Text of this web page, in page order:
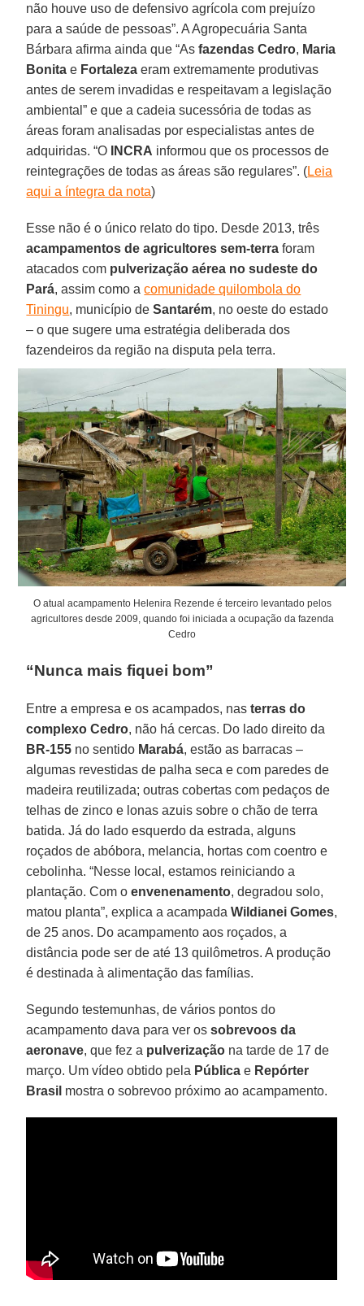
não houve uso de defensivo agrícola com prejuízo
para a saúde de pessoas”. A Agropecuária Santa
Bárbara afirma ainda que “As fazendas Cedro, Maria
Bonita e Fortaleza eram extremamente produtivas
antes de serem invadidas e respeitavam a legislação
ambiental” e que a cadeia sucessória de todas as
áreas foram analisadas por especialistas antes de
adquiridas. “O
INCRA informou que os processos de
reintegrações de todas as áreas são regulares”. (Leia
aqui a íntegra da nota)
Esse não é o único relato do tipo. Desde 2013, três
acampamentos de agricultores sem-terra foram
atacados com pulverização aérea no sudeste do
Pará, assim como acomunidade quilombola do
Tiningu, município deSantarém, no oeste do estado
– o que sugere uma estratégia deliberada dos
fazendeiros da região na disputa pela terra.
O atual acampamento Helenira Rezende é terceiro levantado pelos
agricultores desde 2009, quando foi iniciada a ocupação da fazenda
Cedro
“Nunca mais fiquei bom”
Entre a empresa e os acampados, nasterras do
complexo Cedro, não há cercas. Do lado direito da
BR-155 no sentido Marabá, estão as barracas –
algumas revestidas de palha seca e com paredes de
madeira reutilizada; outras cobertas com pedaços de
telhas de zinco e lonas azuis sobre o chão de terra
batida. Já do lado esquerdo da estrada, alguns
roçados de abóbora, melancia, hortas com coentro e
cebolinha. “Nesse local, estamos reiniciando a
plantação. Com oenvenenamento, degradou solo,
matou planta”, explica a acampadaWildianei Gomes,
de 25 anos. Do acampamento aos roçados, a
distância pode ser de até 13 quilômetros. A produção
é destinada à alimentação das famílias.
Segundo testemunhas, de vários pontos do
acampamento dava para ver ossobrevoos da
aeronave, que fez a pulverização na tarde de 17 de
março. Um vídeo obtido pela Pública e Repórter
Brasil mostra o sobrevoo próximo ao acampamento.